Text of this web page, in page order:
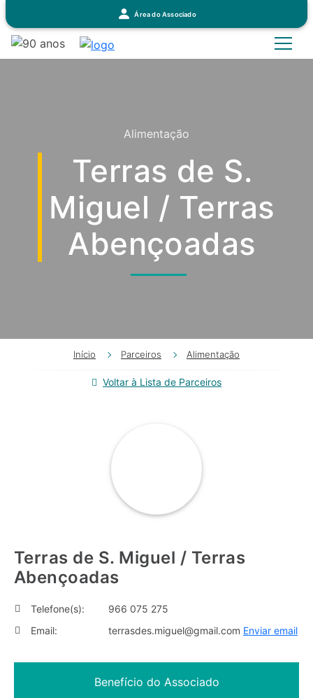
Área do Associado
Alimentação
Terras de S.
Miguel / Terras
Abençoadas
Início Parceiros Alimentação
Voltar à Lista de Parceiros
Terras de S. Miguel / Terras
Abençoadas
Telefone(s):
966 075 275
Email:
terrasdes.miguel@gmail.com Enviar email
Benefício do Associado